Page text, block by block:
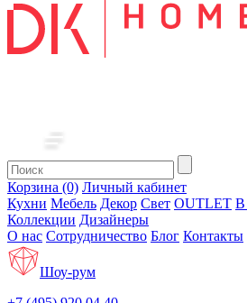
Корзина (0) Личный кабинет
Кухни Мебель Декор Свет OUTLET В
Коллекции Дизайнеры
О нас Сотрудничество Блог Контакты
Шоу-рум